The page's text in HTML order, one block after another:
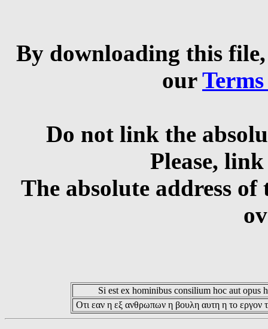
By downloading this
our
Do not link the
Please,
The absolute address
Si est ex hominibus consilium hoc aut opus
Οτι εαν η εξ ανθρωπων η βουλη αυτη η το εργον